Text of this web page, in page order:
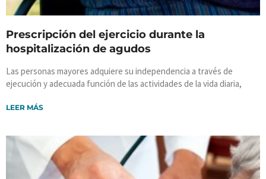
Prescripción del ejercicio durante la
hospitalización de agudos
Las personas mayores adquiere su independencia a través de
ejecución y adecuada función de las actividades de la vida diaria,
LEER MÁS